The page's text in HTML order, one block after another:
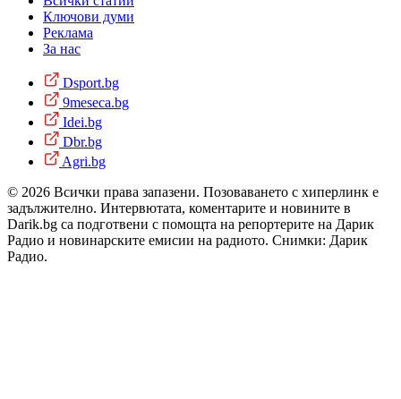
Ключови думи
Реклама
За нас
Dsport.bg
9meseca.bg
Idei.bg
Dbr.bg
Agri.bg
© 2026 Всички права запазени. Позоваването с хиперлинк е
задължително. Интервютата, коментарите и новините в
Darik.bg са подготвени с помощта на репортерите на Дарик
Радио и новинарските емисии на радиото. Снимки: Дарик
Радио.